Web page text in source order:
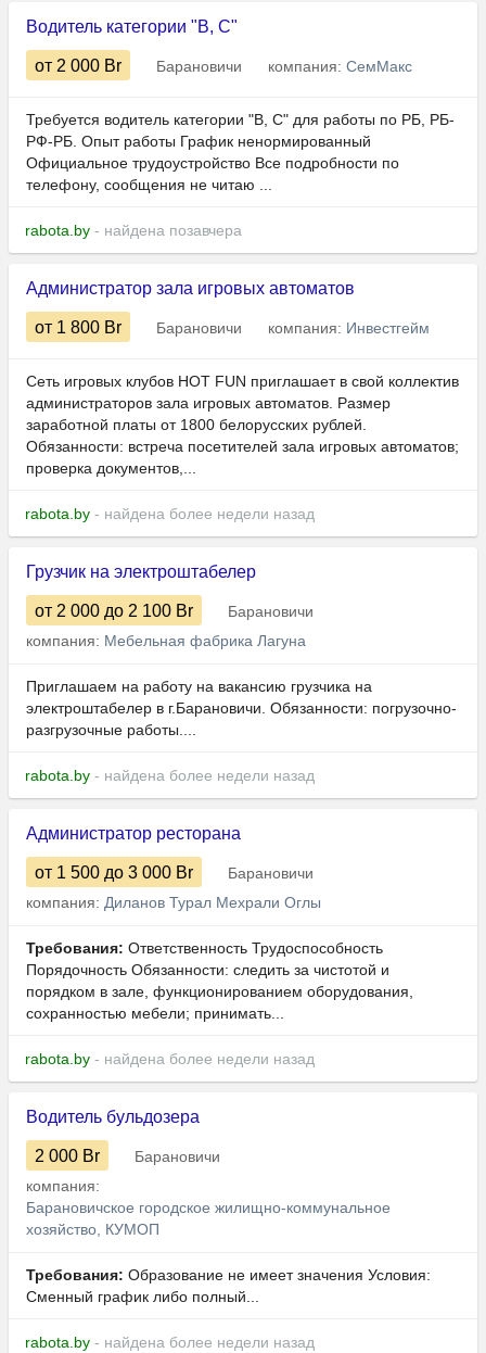
Водитель категории "В, С"
от 2 000 Br Барановичи компания: СемМакс
Требуется водитель категории "В, С" для работы по РБ, РБ-
РФ-РБ. Опыт работы График ненормированный
Официальное трудоустройство Все подробности по
телефону, сообщения не читаю ...
rabota.by - найдена позавчера
Администратор зала игровых автоматов
от 1 800 Br Барановичи компания: Инвестгейм
Сеть игровых клубов HOT FUN приглашает в свой коллектив
администраторов зала игровых автоматов. Размер
заработной платы от 1800 белорусских рублей.
Обязанности: встреча посетителей зала игровых автоматов;
проверка документов,...
rabota.by - найдена более недели назад
Грузчик на электроштабелер
от 2 000 до 2 100 Br
Барановичи
компания: Мебельная фабрика Лагуна
Приглашаем на работу на вакансию грузчика на
электроштабелер в г.Барановичи. Обязанности: погрузочно-
разгрузочные работы....
rabota.by - найдена более недели назад
Администратор ресторана
от 1 500 до 3 000 Br
Барановичи
компания: Диланов Турал Мехрали Оглы
Требования: Ответственность Трудоспособность
Порядочность Обязанности: следить за чистотой и
порядком в зале, функционированием оборудования,
сохранностью мебели; принимать...
rabota.by - найдена более недели назад
Водитель бульдозера
2 000 Br
Барановичи
компания:
Барановичское городское жилищно-коммунальное
хозяйство, КУМОП
Требования: Образование не имеет значения Условия:
Сменный график либо полный...
rabota.by - найдена более недели назад